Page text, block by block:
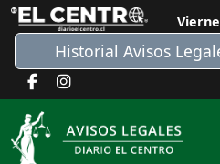
Skip to content
Historial Avisos